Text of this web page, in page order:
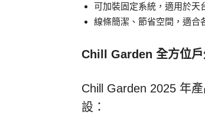
可加裝固定系統，適用於天
線條簡潔、節省空間，適合
Chill Garden 全方位戶
Chill Garden 2025 年
設：